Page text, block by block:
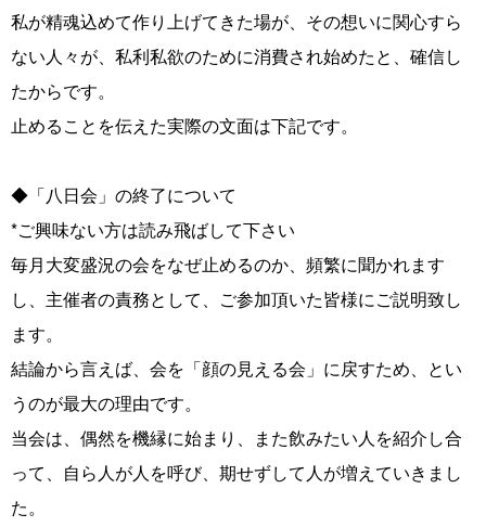
私が精魂込めて作り上げてきた場が、その想いに関心すら
ない人々が、私利私欲のために消費され始めたと、確信し
たからです。
止めることを伝えた実際の文面は下記です。
◆「八日会」の終了について
*ご興味ない方は読み飛ばして下さい
毎月大変盛況の会をなぜ止めるのか、頻繁に聞かれます
し、主催者の責務として、ご参加頂いた皆様にご説明致し
ます。
結論から言えば、会を「顔の見える会」に戻すため、とい
うのが最大の理由です。
当会は、偶然を機縁に始まり、また飲みたい人を紹介し合
って、自ら人が人を呼び、期せずして人が増えていきまし
た。